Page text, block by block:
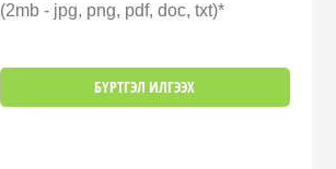
(2mb - jpg, png, pdf, doc, txt)*